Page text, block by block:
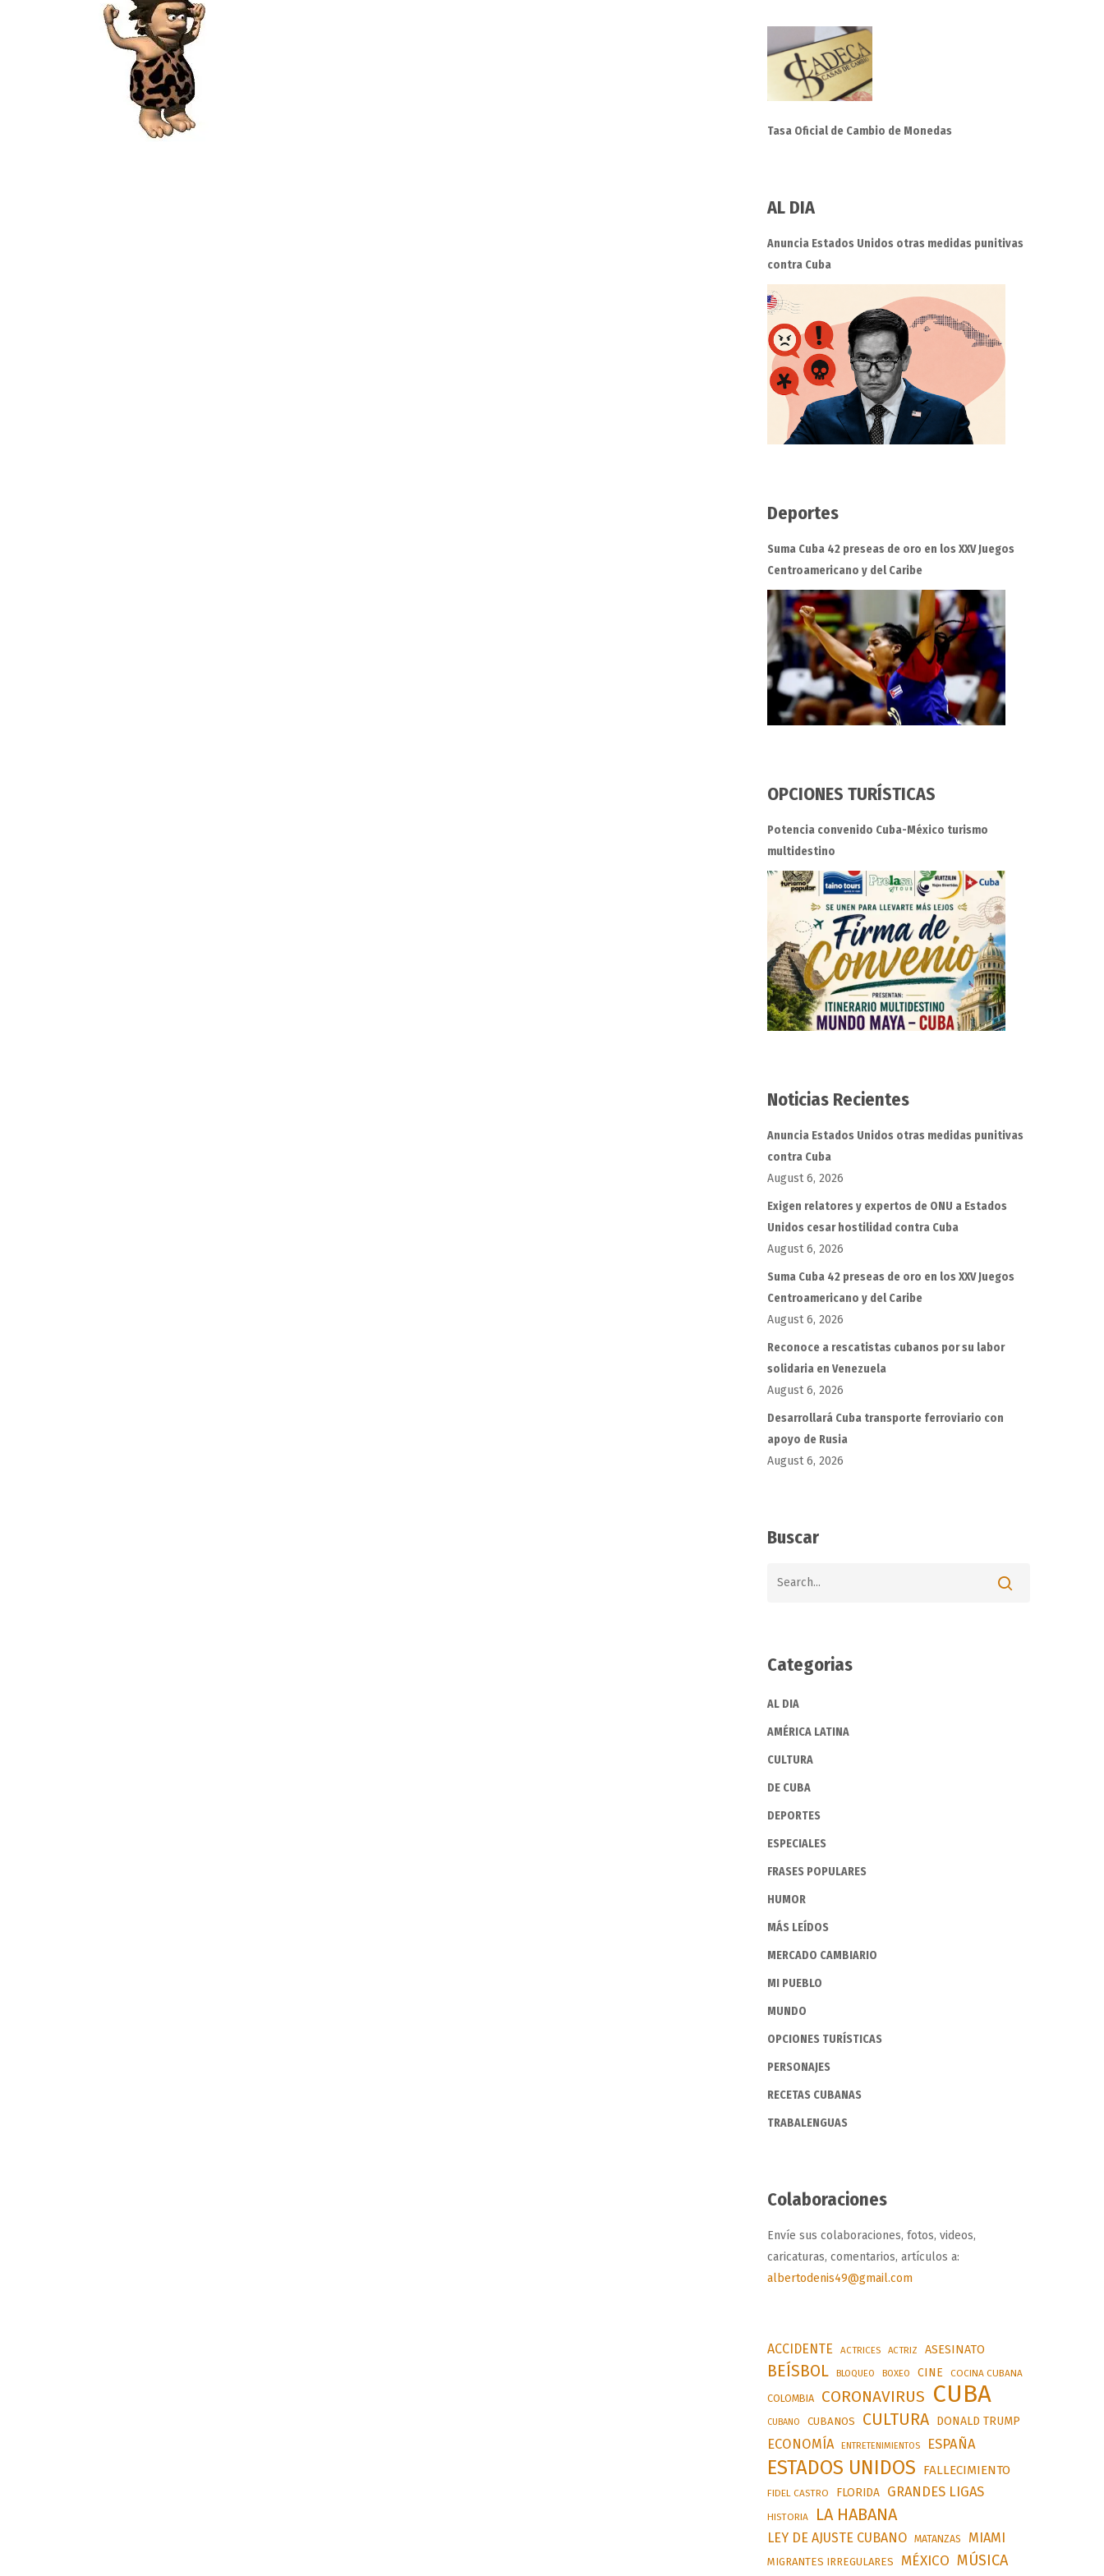
Tasa Oficial de Cambio de Monedas
AL DIA
Anuncia Estados Unidos otras medidas punitivas
contra Cuba
Deportes
Suma Cuba 42 preseas de oro en los XXV Juegos
Centroamericano y del Caribe
OPCIONES TURÍSTICAS
Potencia convenido Cuba-México turismo
multidestino
Noticias Recientes
Anuncia Estados Unidos otras medidas punitivas
contra Cuba
August 6, 2026
Exigen relatores y expertos de ONU a Estados
Unidos cesar hostilidad contra Cuba
August 6, 2026
Suma Cuba 42 preseas de oro en los XXV Juegos
Centroamericano y del Caribe
August 6, 2026
Reconoce a rescatistas cubanos por su labor
solidaria en Venezuela
August 6, 2026
Desarrollará Cuba transporte ferroviario con
apoyo de Rusia
August 6, 2026
Buscar
Categorias
AL DIA
AMÉRICA LATINA
CULTURA
DE CUBA
DEPORTES
ESPECIALES
FRASES POPULARES
HUMOR
MÁS LEÍDOS
MERCADO CAMBIARIO
MI PUEBLO
MUNDO
OPCIONES TURÍSTICAS
PERSONAJES
RECETAS CUBANAS
TRABALENGUAS
Colaboraciones
Envíe sus colaboraciones, fotos, videos,
caricaturas, comentarios, artículos a:
albertodenis49@gmail.com
ACCIDENTE ACTRICES ACTRIZ ASESINATO
BEÍSBOL BLOQUEO BOXEO CINE COCINA CUBANA
COLOMBIA CORONAVIRUS CUBA
CUBANO CUBANOS CULTURA DONALD TRUMP
ECONOMÍA ENTRETENIMIENTOS ESPAÑA
ESTADOS UNIDOS FALLECIMIENTO
FIDEL CASTRO FLORIDA GRANDES LIGAS
HISTORIA LA HABANA
LEY DE AJUSTE CUBANO MATANZAS MIAMI
MIGRANTES IRREGULARES MÉXICO MÚSICA